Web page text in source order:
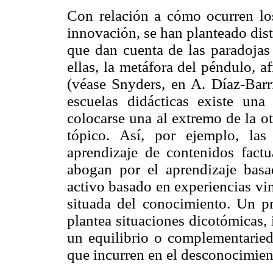
Con relación a cómo ocurren
innovación, se han planteado
que dan cuenta de las
ellas, la metáfora del péndulo,
(véase Snyders, en A. Díaz-
escuelas didácticas existe
colocarse una al extremo de la
tópico. Así, por ejemplo, las
aprendizaje de contenidos
abogan por el aprendizaje
activo basado en experiencias
situada del conocimiento. Un
plantea situaciones
un equilibrio o
que incurren en el